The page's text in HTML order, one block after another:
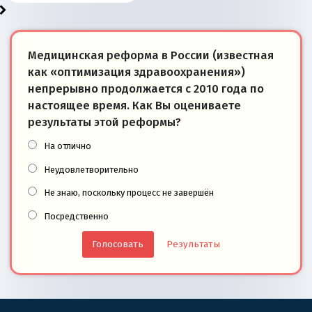
Медицинская реформа в России (известная
как «оптимизация здравоохранения»)
непрерывно продолжается с 2010 года по
настоящее время. Как Вы оцениваете
результаты этой реформы?
На отлично
Неудовлетворительно
Не знаю, поскольку процесс не завершён
Посредственно
Результаты